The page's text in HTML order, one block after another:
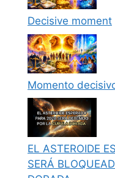
Decisive moment
Momento
EL ASTEROIDE
SERÁ